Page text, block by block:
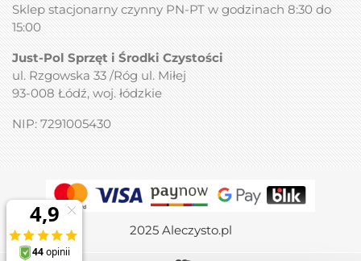
Sklep stacjonarny czynny PN-PT w godzinach 8:30 do
15:00
Just-Pol Sprzęt i Środki Czystości
ul. Rzgowska 33 /Róg ul. Miłej
93-008 Łódź, woj. łódzkie
NIP: 7291005430
2025 Aleczysto.pl